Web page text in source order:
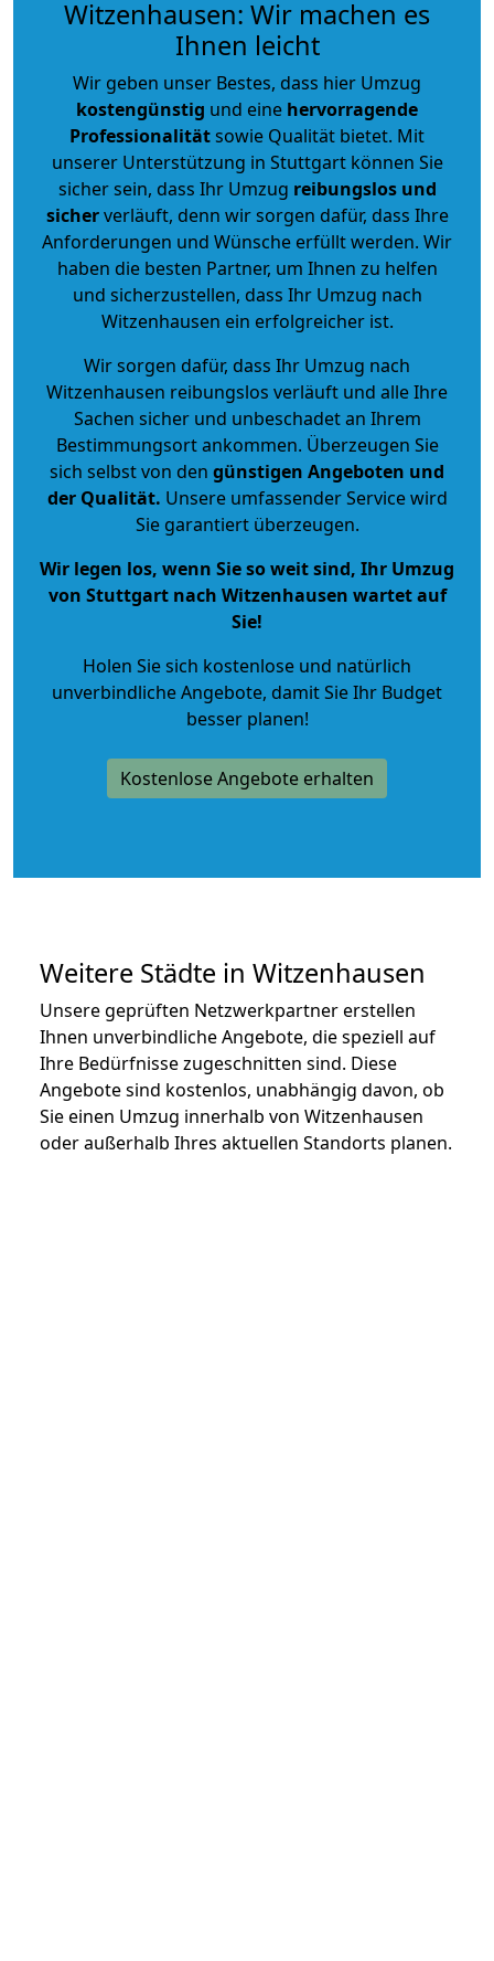
Witzenhausen: Wir machen es
Ihnen leicht
Wir geben unser Bestes, dass hier Umzug
kostengünstig und eine hervorragende
Professionalitätsowie Qualität bietet. Mit
unserer Unterstützung in Stuttgart können Sie
sicher sein, dass Ihr Umzug reibungslos und
sicherverläuft, denn wir sorgen dafür, dass Ihre
Anforderungen und Wünsche erfüllt werden. Wir
haben die besten Partner, um Ihnen zu helfen
und sicherzustellen, dass Ihr Umzug nach
Witzenhausen ein erfolgreicher ist.
Wir sorgen dafür, dass Ihr Umzug nach
Witzenhausen reibungslos verläuft und alle Ihre
Sachen sicher und unbeschadet an Ihrem
Bestimmungsort ankommen. Überzeugen Sie
sich selbst von den günstigen Angeboten und
der Qualität. Unsere umfassender Service wird
Sie garantiert überzeugen.
Wir legen los, wenn Sie so weit sind, Ihr Umzug
von Stuttgart nach Witzenhausen wartet auf
Sie!
Holen Sie sich kostenlose und natürlich
unverbindliche Angebote, damit Sie Ihr Budget
besser planen!
Kostenlose Angebote erhalten
Weitere Städte in Witzenhausen
Unsere geprüften Netzwerkpartner erstellen
Ihnen unverbindliche Angebote, die speziell auf
Ihre Bedürfnisse zugeschnitten sind. Diese
Angebote sind kostenlos, unabhängig davon, ob
Sie einen Umzug innerhalb von Witzenhausen
oder außerhalb Ihres aktuellen Standorts planen.